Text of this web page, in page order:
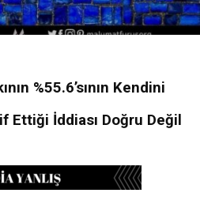
%55.6’sının Kendini
Ettiği İddiası Doğru Değil